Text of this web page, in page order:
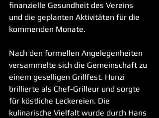
finanzielle Gesundheit des Vereins
und die geplanten Aktivitäten für die
kommenden Monate.
Nach den formellen Angelegenheiten
versammelte sich die Gemeinschaft zu
einem geselligen Grillfest. Hunzi
brillierte als Chef-Grilleur und sorgte
für köstliche Leckereien. Die
kulinarische Vielfalt wurde durch Hans